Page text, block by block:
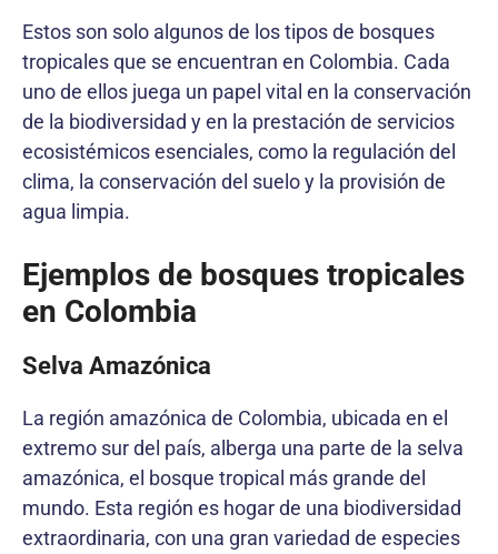
Estos son solo algunos de los tipos de bosques
tropicales que se encuentran en Colombia. Cada
uno de ellos juega un papel vital en la conservación
de la biodiversidad y en la prestación de servicios
ecosistémicos esenciales, como la regulación del
clima, la conservación del suelo y la provisión de
agua limpia.
Ejemplos de bosques tropicales
en Colombia
Selva Amazónica
La región amazónica de Colombia, ubicada en el
extremo sur del país, alberga una parte de la selva
amazónica, el bosque tropical más grande del
mundo. Esta región es hogar de una biodiversidad
extraordinaria, con una gran variedad de especies